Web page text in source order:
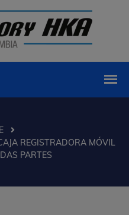
REGISTRADORA MÓVIL
PARTES